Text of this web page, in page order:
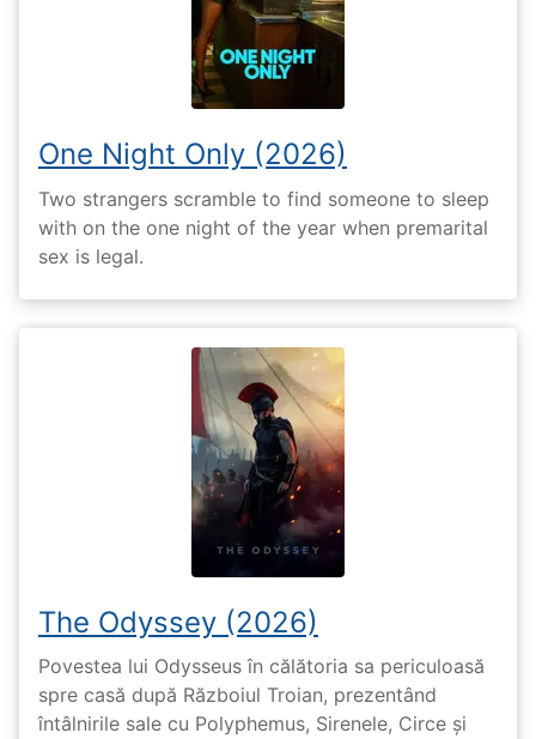
One Night Only (2026)
Two strangers scramble to find someone to sleep
with on the one night of the year when premarital
sex is legal.
The Odyssey (2026)
Povestea lui Odysseus în călătoria sa periculoasă
spre casă după Războiul Troian, prezentând
întâlnirile sale cu Polyphemus, Sirenele, Circe și